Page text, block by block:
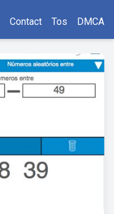
Contact Tos DMCA